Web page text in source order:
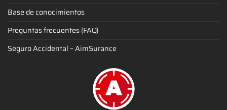
Base de conocimientos
Preguntas frecuentes (FAQ)
Seguro Accidental – AimSurance